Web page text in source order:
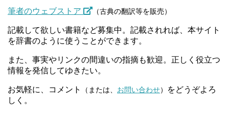
筆者のウェブストア （古典の翻訳等を販売）
記載して欲しい書籍など募集中。記載されれば、本サイト
を辞書のように使うことができます。
また、事実やリンクの間違いの指摘も歓迎。正しく役立つ
情報を発信してゆきたい。
お気軽に、コメント （または、 お問い合わせ）
をどうぞよろ
しく。